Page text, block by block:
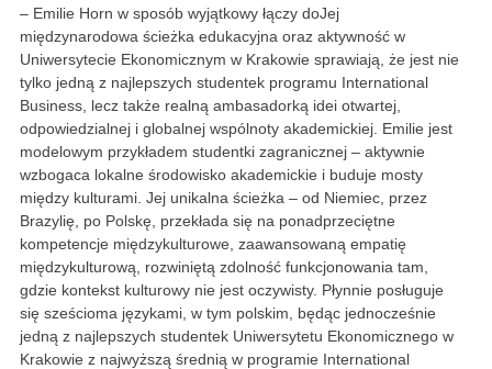
– Emilie Horn w sposób wyjątkowy łączy doJej
międzynarodowa ścieżka edukacyjna oraz aktywność w
Uniwersytecie Ekonomicznym w Krakowie sprawiają, że jest nie
tylko jedną z najlepszych studentek programu International
Business, lecz także realną ambasadorką idei otwartej,
odpowiedzialnej i globalnej wspólnoty akademickiej. Emilie jest
modelowym przykładem studentki zagranicznej – aktywnie
wzbogaca lokalne środowisko akademickie i buduje mosty
między kulturami. Jej unikalna ścieżka – od Niemiec, przez
Brazylię, po Polskę, przekłada się na ponadprzeciętne
kompetencje międzykulturowe, zaawansowaną empatię
międzykulturową, rozwiniętą zdolność funkcjonowania tam,
gdzie kontekst kulturowy nie jest oczywisty. Płynnie posługuje
się sześcioma językami, w tym polskim, będąc jednocześnie
jedną z najlepszych studentek Uniwersytetu Ekonomicznego w
Krakowie z najwyższą średnią w programie International